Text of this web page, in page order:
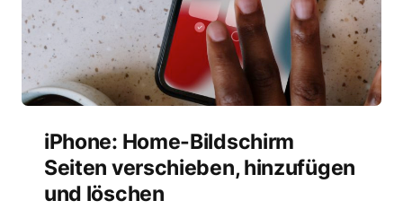
iPhone: Home-Bildschirm
Seiten verschieben, hinzufügen
und löschen